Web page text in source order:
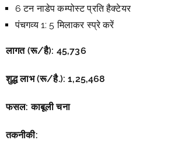
6 टन नाडेप कम्पोस्ट प्रति हैक्टेयर
पंचगव्य 1: 5 मिलाकर स्प्रे करें
लागत (रू/है): 45,736
शुद्ध लाभ (रू/है.):1,25,468
फसल: काबूली चना
तकनीकी: